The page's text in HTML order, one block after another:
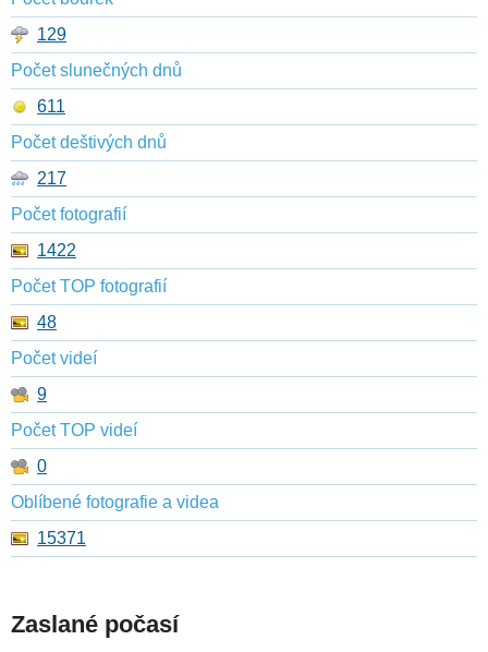
129
Počet slunečných dnů
611
Počet deštivých dnů
217
Počet fotografií
1422
Počet TOP fotografií
48
Počet videí
9
Počet TOP videí
0
Oblíbené fotografie a videa
15371
Zaslané počasí